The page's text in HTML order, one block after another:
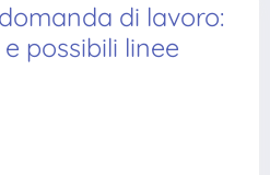
di lavoro:
possibili linee